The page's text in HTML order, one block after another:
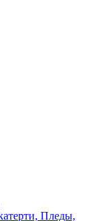
Пледы,